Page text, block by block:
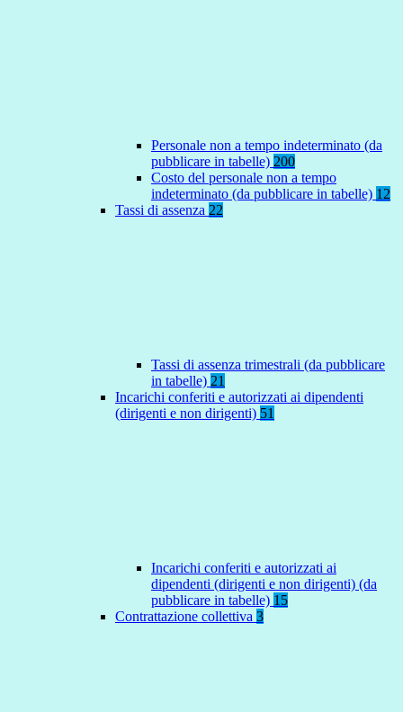
Personale non a tempo indeterminato (da
pubblicare in tabelle) 200
Costo del personale non a tempo
indeterminato (da pubblicare in tabelle) 12
Tassi di assenza 22
Tassi di assenza trimestrali (da pubblicare
in tabelle) 21
Incarichi conferiti e autorizzati ai dipendenti
(dirigenti e non dirigenti) 51
Incarichi conferiti e autorizzati ai
dipendenti (dirigenti e non dirigenti) (da
pubblicare in tabelle) 15
Contrattazione collettiva 3